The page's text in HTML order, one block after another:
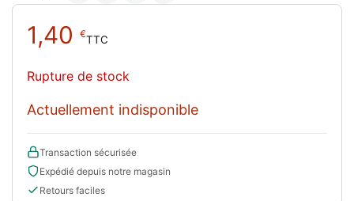
1,40 €TTC
Rupture de stock
Actuellement indisponible
Transaction sécurisée
Expédié depuis notre magasin
Retours faciles